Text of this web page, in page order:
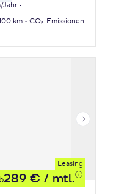
Jahr
km
CO₂-Emissionen
Leasing
289 € / mtl.